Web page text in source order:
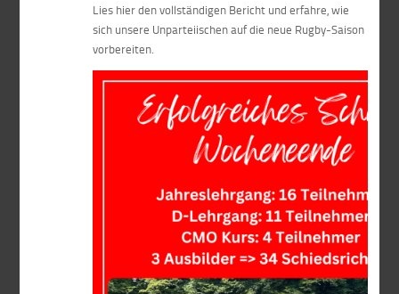
Lies hier den vollständigen Bericht und erfahre, wie
sich unsere Unparteiischen auf die neue Rugby-Saison
vorbereiten.